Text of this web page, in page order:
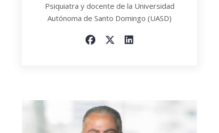
Psiquiatra y docente de la Universidad
Autónoma de Santo Domingo (UASD)